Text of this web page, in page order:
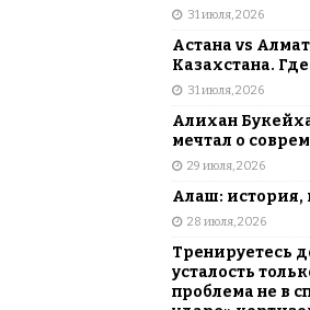
31 июля, 2026
Астана vs
Казахстана.
31 июля, 2026
Алихан
мечтал о
29 июля, 2026
Алаш: история,
28 июля, 2026
Тренируетесь
усталость
проблема не в